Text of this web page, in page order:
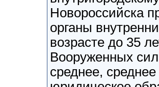
Новороссийска
органы
возрасте до 35
Вооруженных
среднее,